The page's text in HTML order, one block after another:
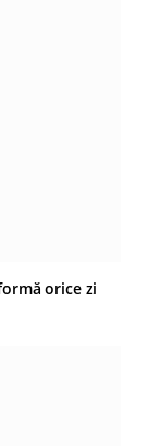
orice zi